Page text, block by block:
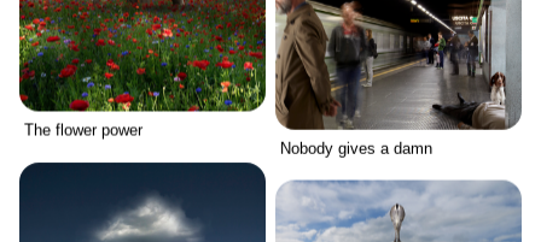
The flower power
Nobody gives a damn